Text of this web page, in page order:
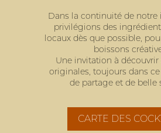
Dans la continuité de notre
privilégions des
locaux dès que possible,
boissons
Une invitation à découvrir
originales, toujours dans
de partage et de belle
CARTE DES